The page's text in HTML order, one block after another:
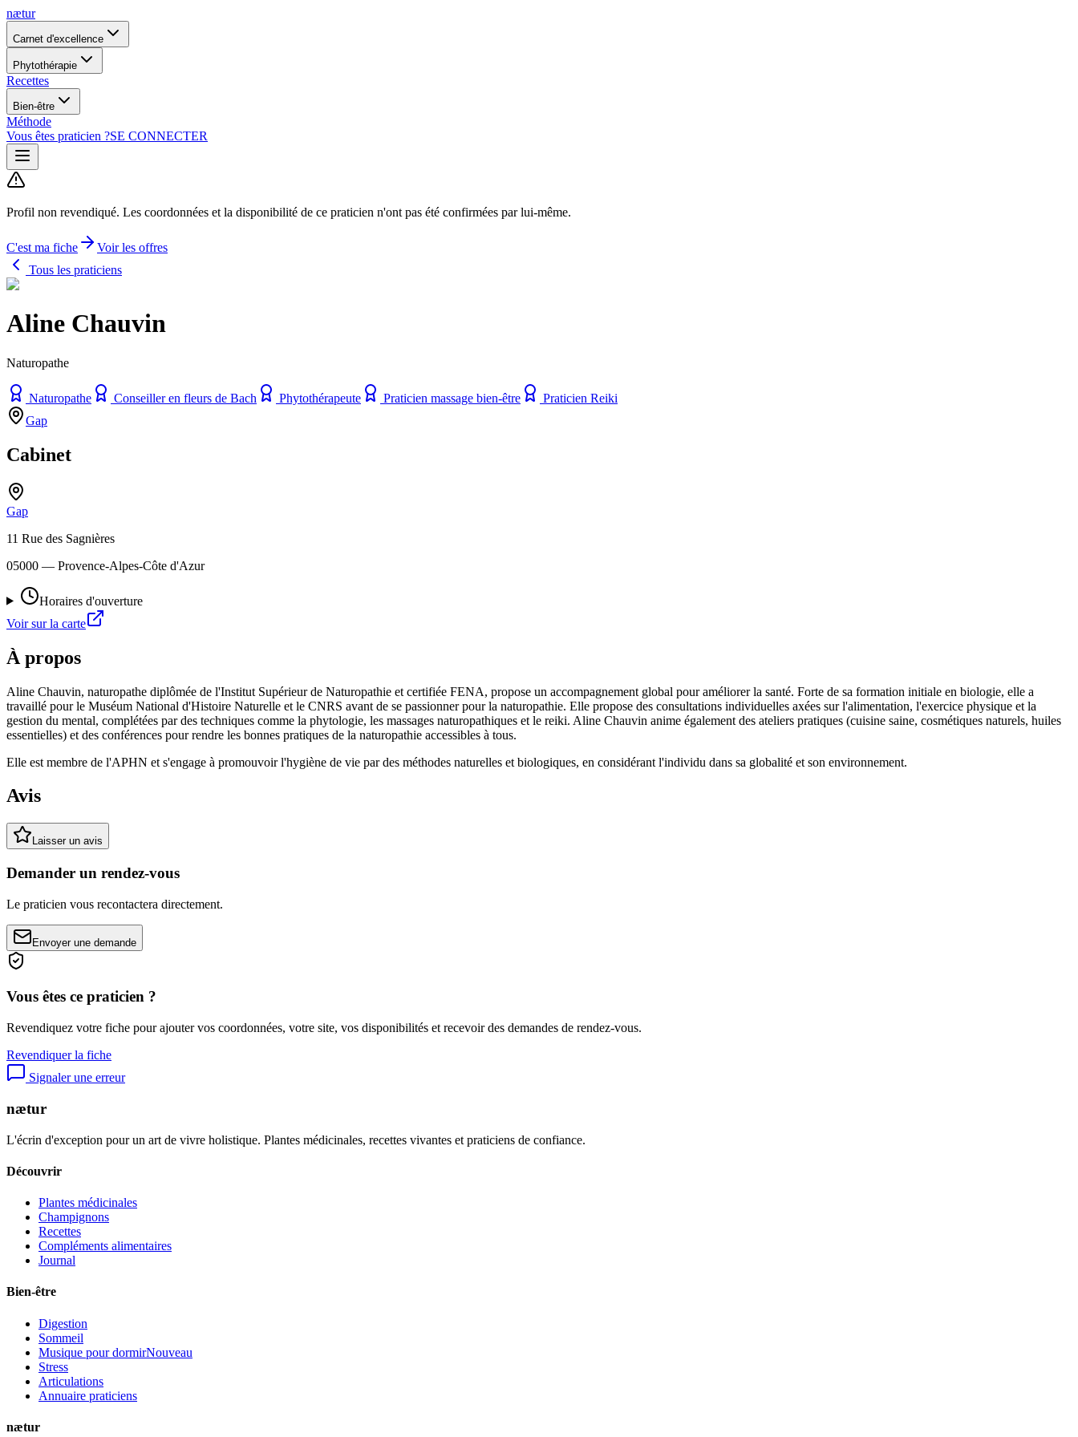
nætur
Carnet d'excellence
Phytothérapie
Recettes
Bien-être
Méthode
Vous êtes praticien ?SE CONNECTER
Profil non revendiqué. Les coordonnées et la disponibilité de ce praticien n'ont pas été confirmées par lui-même.
C'est ma fiche
Voir les offres
Tous les praticiens
Aline Chauvin
Naturopathe
Naturopathe Conseiller en fleurs de Bach Phytothérapeute Praticien massage bien-être
Praticien Reiki
Gap
Cabinet
Gap
11 Rue des Sagnières
05000 — Provence-Alpes-Côte d'Azur
Horaires d'ouverture
Voir sur la carte
À propos
Aline Chauvin, naturopathe diplômée de l'Institut Supérieur de Naturopathie et certifiée FENA, propose un accompagnement global pour améliorer la santé. Forte de sa formation initiale en biologie, elle a
travaillé pour le Muséum National d'Histoire Naturelle et le CNRS avant de se passionner pour la naturopathie. Elle propose des consultations individuelles axées sur l'alimentation, l'exercice physique et la
gestion du mental, complétées par des techniques comme la phytologie, les massages naturopathiques et le reiki. Aline Chauvin anime également des ateliers pratiques (cuisine saine, cosmétiques naturels, huiles
essentielles) et des conférences pour rendre les bonnes pratiques de la naturopathie accessibles à tous.
Elle est membre de l'APHN et s'engage à promouvoir l'hygiène de vie par des méthodes naturelles et biologiques, en considérant l'individu dans sa globalité et son environnement.
Avis
Laisser un avis
Demander un rendez-vous
Le praticien vous recontactera directement.
Envoyer une demande
Vous êtes ce praticien ?
Revendiquez votre fiche pour ajouter vos coordonnées, votre site, vos disponibilités et recevoir des demandes de rendez-vous.
Revendiquer la fiche
Signaler une erreur
nætur
L'écrin d'exception pour un art de vivre holistique. Plantes médicinales, recettes vivantes et praticiens de confiance.
Découvrir
Plantes médicinales
Champignons
Recettes
Compléments alimentaires
Journal
Bien-être
Digestion
Sommeil
Musique pour dormirNouveau
Stress
Articulations
Annuaire praticiens
nætur